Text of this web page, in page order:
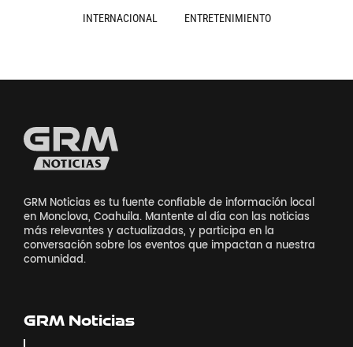
INTERNACIONAL ENTRETENIMIENTO
GRM Noticias es tu fuente confiable de información local
en Monclova, Coahuila. Mantente al día con las noticias
más relevantes y actualizadas, y participa en la
conversación sobre los eventos que impactan a nuestra
comunidad.
GRM Noticias